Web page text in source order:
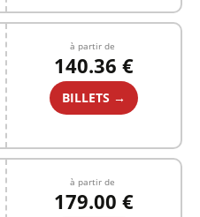
à partir de
140.36 €
BILLETS →
à partir de
179.00 €